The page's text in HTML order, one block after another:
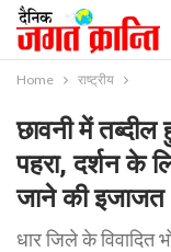
Home राष्ट्रीय
छावनी में
पहरा, दर्शन के
जाने की इजाजत
धार जिले के विवादित